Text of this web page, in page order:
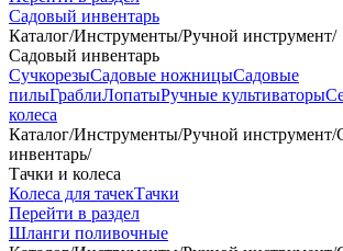
Садовый инвентарь
Каталог/Инструменты/Ручной инструмент/
Садовый инвентарь
СучкорезыСадовые ножницыСадовые
пилыГраблиЛопатыРучные культиваторы
колеса
Каталог/Инструменты/Ручной инструмент/
инвентарь/
Тачки и колеса
Колеса для тачекТачки
Перейти в раздел
Шланги поливочные